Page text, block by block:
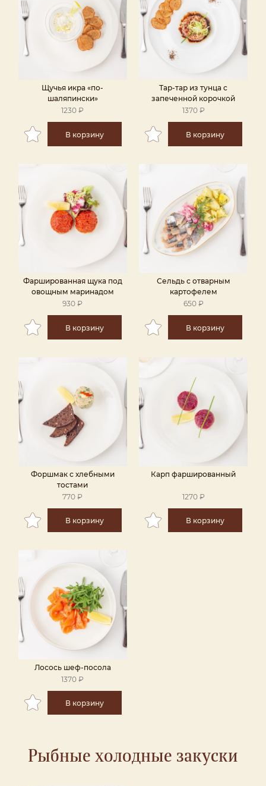
Щучья икра «по-
шаляпински»
1230 ₽
В корзину
Тар-тар из тунца с
запеченной корочкой
1370 ₽
В корзину
Фаршированная щука под
овощным маринадом
930 ₽
В корзину
Сельдь с отварным
картофелем
650 ₽
В корзину
Форшмак с хлебными
тостами
770 ₽
В корзину
Карп фаршированный
1270 ₽
В корзину
Лосось шеф-посола
1370 ₽
В корзину
Рыбные холодные закуски